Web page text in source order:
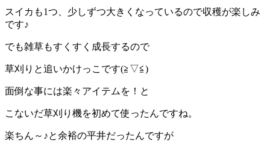
スイカも1つ、少しずつ大きくなっているので収穫が楽しみ
です♪
でも雑草もすくすく成長するので
草刈りと追いかけっこです(≧▽≦)
面倒な事には楽々アイテムを！と
こないだ草刈り機を初めて使ったんですね。
楽ちん～♪と余裕の平井だったんですが